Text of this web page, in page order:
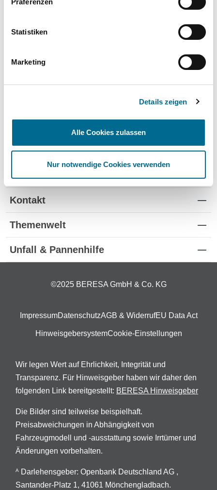
Präferenzen
Statistiken
Marketing
Details zeigen
Alle Cookies zulassen
Nur notwendige Cookies verwenden
Schnelle Verfügbarkeit
Flexible Laufzeiten ✔ - -
- -
Standorte
Kontakt
Themenwelt
Unfall & Pannenhilfe
©2025 BERESA GmbH & Co. KG
ImpressumDatenschutzAGB & WiderrufEU Data Act
HinweisgebersystemCookie-Einstellungen
Wir legen Wert auf Ehrlichkeit, Integrität und
Transparenz. Für Hinweisgeber haben wir daher den
folgenden Link bereitgestellt: BERESA Hinweisgeber
Die Bilder sind teilweise beispielhaft.
Preisabweichungen in Abhängigkeit von
Fahrzeugmodell und -ausstattung sowie Irrtümer und
Änderungen vorbehalten.
A
Darlehensgeber: Openbank Deutschland AG ,
Santander-Platz 1, 41061 Mönchengladbach.